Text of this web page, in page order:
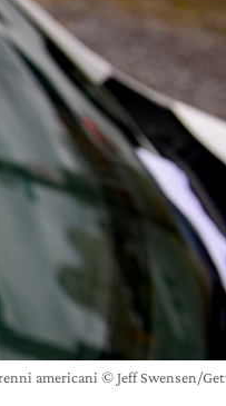
americani © Jeff Swensen/